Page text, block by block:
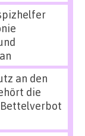
an den
die